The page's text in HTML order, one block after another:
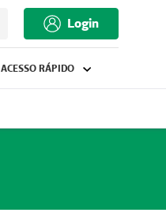
Login
ACESSO RÁPIDO